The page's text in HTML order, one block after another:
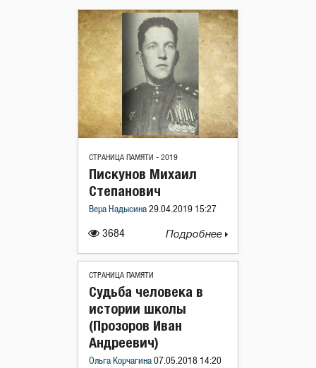
СТРАНИЦА ПАМЯТИ - 2019
3684
Пискунов Михаил
Степанович
Вера Надысина 29.04.2019 15:27
Подробнее
СТРАНИЦА ПАМЯТИ
Судьба человека в
истории школы
(Прозоров Иван
Андреевич)
Ольга Корчагина 07.05.2018 14:20